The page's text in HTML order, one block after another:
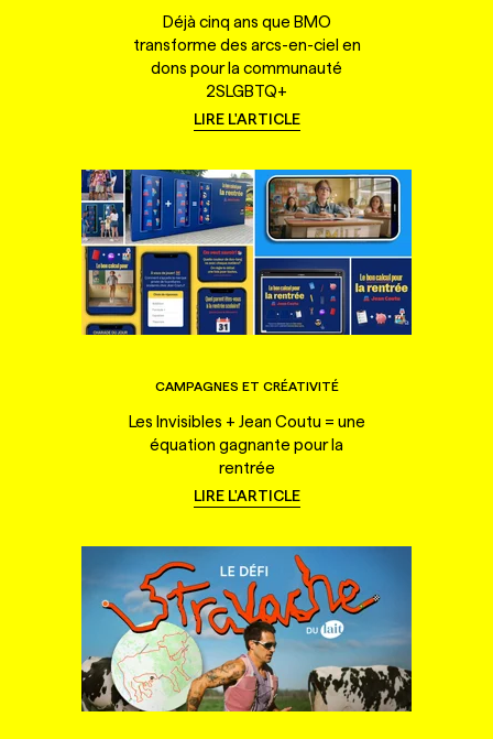
Déjà cinq ans que BMO
transforme des arcs-en-ciel en
dons pour la communauté
2SLGBTQ+
LIRE L'ARTICLE
CAMPAGNES ET CRÉATIVITÉ
Les Invisibles + Jean Coutu = une
équation gagnante pour la
rentrée
LIRE L'ARTICLE